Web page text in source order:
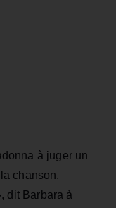
à juger un
chanson.
dit Barbara à